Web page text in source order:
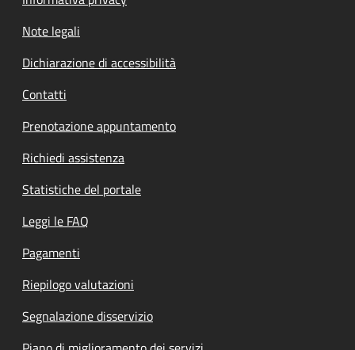
Note legali
Dichiarazione di accessibilità
Contatti
Prenotazione appuntamento
Richiedi assistenza
Statistiche del portale
Leggi le FAQ
Pagamenti
Riepilogo valutazioni
Segnalazione disservizio